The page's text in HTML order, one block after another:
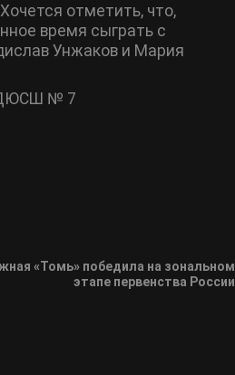
отметить, что,
время сыграть с
Унжаков и Мария
№ 7
«Томь» победила на зональном
этапе первенства России